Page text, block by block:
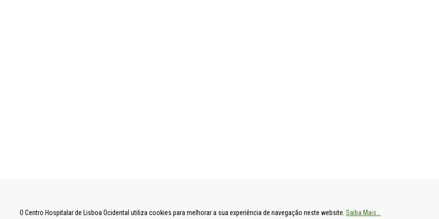
O Centro Hospitalar de Lisboa Ocidental utiliza cookies para melhorar a sua experiência de navegação neste website.Saiba Mais...
UNIDADE LOCAL DE SAÚDE DE LISBOA OCIDENTAL HOSPITAL DE S. FRANCISCO XAVIER